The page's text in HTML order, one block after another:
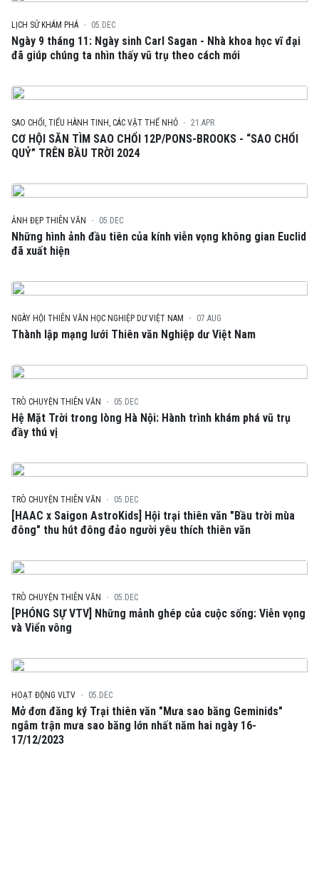
LỊCH SỬ KHÁM PHÁ 05.DEC
Ngày 9 tháng 11: Ngày sinh Carl Sagan - Nhà khoa học vĩ đại
đã giúp chúng ta nhìn thấy vũ trụ theo cách mới
SAO CHỔI, TIỂU HÀNH TINH, CÁC VẬT THỂ NHỎ 21.APR
CƠ HỘI SĂN TÌM SAO CHỔI 12P/PONS-BROOKS - “SAO CHỔI
QUỶ” TRÊN BẦU TRỜI 2024
ẢNH ĐẸP THIÊN VĂN 05.DEC
Những hình ảnh đầu tiên của kính viễn vọng không gian Euclid
đã xuất hiện
NGÀY HỘI THIÊN VĂN HỌC NGHIỆP DƯ VIỆT NAM 07.AUG
Thành lập mạng lưới Thiên văn Nghiệp dư Việt Nam
TRÒ CHUYỆN THIÊN VĂN 05.DEC
Hệ Mặt Trời trong lòng Hà Nội: Hành trình khám phá vũ trụ
đầy thú vị
TRÒ CHUYỆN THIÊN VĂN 05.DEC
[HAAC x Saigon AstroKids] Hội trại thiên văn "Bầu trời mùa
đông" thu hút đông đảo người yêu thích thiên văn
TRÒ CHUYỆN THIÊN VĂN 05.DEC
[PHÓNG SỰ VTV] Những mảnh ghép của cuộc sống: Viễn vọng
và Viển vông
HOẠT ĐỘNG VLTV 05.DEC
Mở đơn đăng ký Trại thiên văn "Mưa sao băng Geminids"
ngắm trận mưa sao băng lớn nhất năm hai ngày 16-
17/12/2023